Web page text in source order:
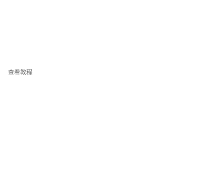
查看教程